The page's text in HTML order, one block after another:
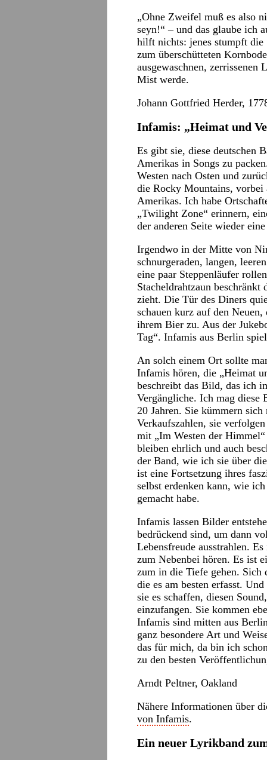
„Ohne Zweifel muß es also
seyn!“ – und das glaube ich
hilft nichts: jenes stumpft
zum überschütteten
ausgewaschnen, zerrissenen
Mist werde.
Johann Gottfried Herder,
Infamis: „Heimat und
Es gibt sie, diese deutschen
Amerikas in Songs zu
Westen nach Osten und
die Rocky Mountains, vorbei
Amerikas. Ich habe
„Twilight Zone“ erinnern,
der anderen Seite wieder
Irgendwo in der Mitte von
schnurgeraden, langen,
eine paar Steppenläufer
Stacheldrahtzaun
zieht. Die Tür des Diners
schauen kurz auf den
ihrem Bier zu. Aus der
Tag“. Infamis aus Berlin
An solch einem Ort sollte
Infamis hören, die „Heimat
beschreibt das Bild, das ich
Vergängliche. Ich mag diese
20 Jahren. Sie kümmern
Verkaufszahlen, sie
mit „Im Westen der
bleiben ehrlich und auch
der Band, wie ich sie über
ist eine Fortsetzung ihres
selbst erdenken kann, wie
gemacht habe.
Infamis lassen Bilder
bedrückend sind, um dann
Lebensfreude ausstrahlen.
zum Nebenbei hören. Es ist
zum in die Tiefe gehen. Sich
die es am besten erfasst.
sie es schaffen, diesen
einzufangen. Sie kommen
Infamis sind mitten aus
ganz besondere Art und
das für mich, da bin ich
zu den besten
Arndt Peltner, Oakland
Nähere Informationen über
von Infamis.
Ein neuer Lyrikband